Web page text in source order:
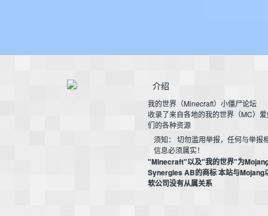
界
介绍
我的世界（Minecraft）小僵尸论坛
收录了来自各地的我的世界（MC）
们的各种资源
须知： 切勿滥用举报，任何与举报
信息必须属实！
"Minecraft"以及"我的世界"为
Synergies AB的商标 本站与Mojang
软公司没有从属关系